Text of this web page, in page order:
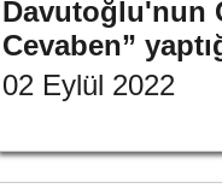
Davutoğlu'nun
Cevaben”
02 Eylül 2022